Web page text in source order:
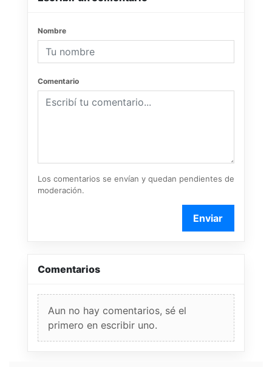
Nombre
Comentario
Los comentarios se envían y quedan pendientes de
moderación.
Enviar
Comentarios
Aun no hay comentarios, sé el
primero en escribir uno.